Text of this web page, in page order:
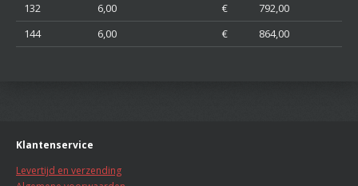
132
6,00
€ 792,00
144
6,00 € 864,00
Klantenservice
Levertijd en verzending